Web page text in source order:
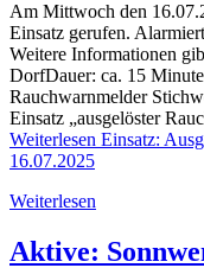
Am Mittwoch den
Einsatz gerufen.
Weitere Informationen
DorfDauer: ca. 15
Rauchwarnmelder
Einsatz „ausgelöster
Weiterlesen Einsatz:
16.07.2025
Weiterlesen
Aktive: